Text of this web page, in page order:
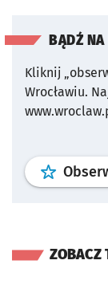
BĄDŹ
Kliknij
Wrocławiu.
ZOBACZ